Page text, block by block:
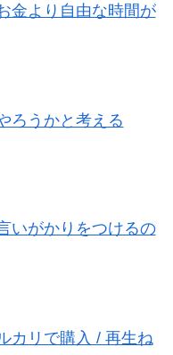
金より自由な時間が
ろうかと考える
いがかりをつけるの
カリで購入 / 再生ね